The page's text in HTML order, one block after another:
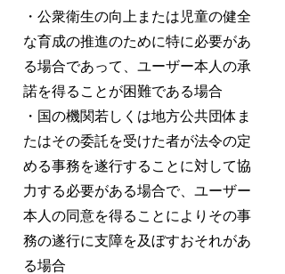
・公衆衛生の向上または児童の健全
な育成の推進のために特に必要があ
る場合であって、ユーザー本人の承
諾を得ることが困難である場合
・国の機関若しくは地方公共団体ま
たはその委託を受けた者が法令の定
める事務を遂行することに対して協
力する必要がある場合で、ユーザー
本人の同意を得ることによりその事
務の遂行に支障を及ぼすおそれがあ
る場合